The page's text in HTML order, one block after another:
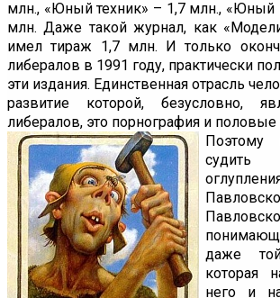
млн., «Юный техник» – 1,7 млн., «Юный
млн. Даже такой журнал, как
имел тираж 1,7 млн. И только
либералов в 1991 году, практически
эти издания. Единственная отрасль
развитие которой, безусловно,
либералов, это порнография и
Поэтому
даже той
которая
него и